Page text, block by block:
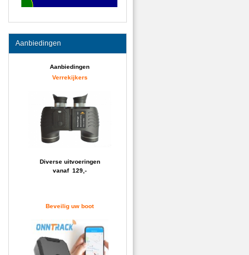
Aanbiedingen
Aanbiedingen
Verrekijkers
Diverse uitvoeringen
vanaf 129,-
Beveilig uw boot